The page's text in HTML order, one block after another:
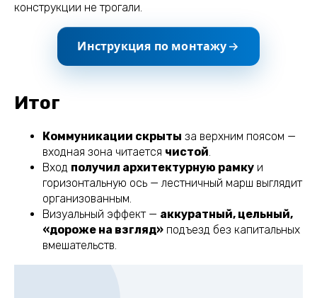
конструкции не трогали.
Инструкция по монтажу
Итог
Коммуникации скрыты за верхним поясом —
входная зона читается чистой.
Вход получил архитектурную рамку и
горизонтальную ось — лестничный марш выглядит
организованным.
Визуальный эффект — аккуратный, цельный,
«дороже на взгляд» подъезд без капитальных
вмешательств.